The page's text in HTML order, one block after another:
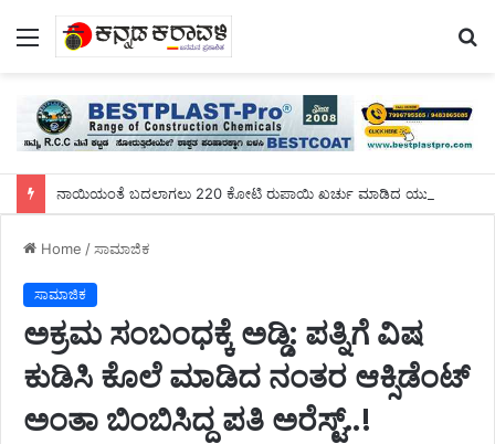
Menu
ನಾಯಿಯಂತೆ ಬದಲಾಗಲು 220 ಕೋಟಿ ರುಪಾಯಿ ಖರ್ಚು ಮಾಡಿದ ಯುವಕ!
Home /ಸಾಮಾಜಿಕ
ಸಾಮಾಜಿಕ
ಅಕ್ರಮ ಸಂಬಂಧಕ್ಕೆ ಅಡ್ಡಿ: ಪತ್ನಿಗೆ ವಿಷ
ಕುಡಿಸಿ ಕೊಲೆ ಮಾಡಿದ ನಂತರ ಆಕ್ಸಿಡೆಂಟ್
ಅಂತಾ ಬಿಂಬಿಸಿದ್ದ ಪತಿ ಅರೆಸ್ಟ್..!